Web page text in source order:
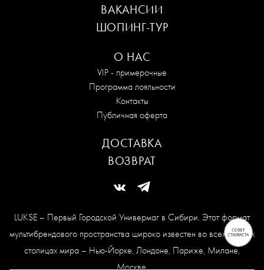
LUKSE – Первый Городской Универмаг в Сибири. Этот формат
мультибрендового пространства широко известен во всех модных
столицах мира – Нью-Йорке, Лондоне, Париже, Милане,
Москве.
О НАС
VIP - примерочные
Программа лояльности
Контакты
Публичная оферта
ВАКАНСИИ
ШОПИНГ-ТУР
ДОСТАВКА
ВОЗВРАТ